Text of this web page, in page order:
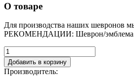
О товаре
Для производства наших шевронов
РЕКОМЕНДАЦИИ: Шеврон/эмблема
Добавить в корзину
Производитель: